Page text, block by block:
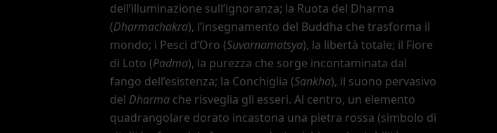
dell’illuminazione sull’ignoranza; la Ruota del Dharma
(Dharmachakra), l’insegnamento del Buddha che trasforma il
mondo; i Pesci d’Oro (Suvarnamatsya), la libertà totale; il Fiore
di Loto (Padma), la purezza che sorge incontaminata dal
fango dell’esistenza; la Conchiglia (Sankha), il suono pervasivo
del Dharma che risveglia gli esseri. Al centro, un elemento
quadrangolare dorato incastona una pietra rossa (simbolo di